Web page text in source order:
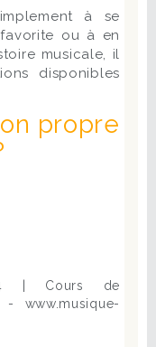
à se
ou à en
musicale, il
disponibles
propre